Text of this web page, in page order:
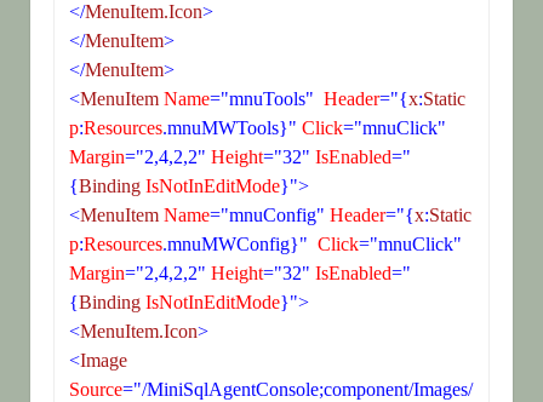
</MenuItem.Icon>
</MenuItem>
</MenuItem>
<MenuItem Name="mnuTools" Header="{x:Static
p:Resources.mnuMWTools}" Click="mnuClick"
Margin="2,4,2,2" Height="32" IsEnabled="
{Binding IsNotInEditMode}">
<MenuItem Name="mnuConfig" Header="{x:Static
p:Resources.mnuMWConfig}" Click="mnuClick"
Margin="2,4,2,2" Height="32" IsEnabled="
{Binding IsNotInEditMode}">
<MenuItem.Icon>
<Image
Source="/MiniSqlAgentConsole;component/Images/